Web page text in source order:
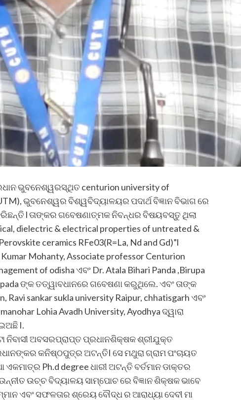
ଭୁବନେଶ୍ୱରସ୍ଥିତ centurion university of
ଭୁବନେଶ୍ୱର ବିଶ୍ୱବିଦ୍ୟାଳୟର ପଦାର୍ଥ ବିଜ୍ଞାନ ବିଭାଗ ରେ
l ତାଙ୍କର ଗବେଷଣାତ୍ମକ ନିବନ୍ଧର ବିଷୟବସ୍ତୁ ଥିଲା
dielectric & electrical properties of untreated &
ceramics RFe03(R=La, Nd and Gd)”l
Mohanty, Associate professor Centurion
of odisha ଏବଂ Dr. Atala Bihari Panda ,Birupa
ଙ୍କ ତତ୍ୱାବଧାନରେ ଗବେଷଣା କରୁଥିଲେ. ଏବଂ ତାଙ୍କ
Ravi sankar sukla university Raipur, chhatisgarh ଏବଂ
Lohia Avadh University, Ayodhya ଦ୍ୱାରା
I.
ନିବାସୀ ଅବସରପ୍ରାପ୍ତ ପ୍ରଧାନଶିକ୍ଷକ ଶ୍ରୀଯୁକ୍ତ
କନିଷ୍ଠପୁତ୍ର ଅଟନ୍ତିI ସେ ମଥୁରା ଗ୍ରାମ ପଂଚାୟତ
Ph.d degree ଧାରୀ ଅଟନ୍ତି ବର୍ତମାନ ଡାକ୍ତର
ଉଚ୍ଚ ବିଦ୍ୟାଳୟ ସାମ୍ପୋଚ ରେ ବିଜ୍ଞାନ ଶିକ୍ଷକ ଭାବେ
ଏବଂ ସଫଳତାର ଶ୍ରେୟ ବୌଦ୍ଧ ର ଆରାଧ୍ୟା ଦେବୀ ମା